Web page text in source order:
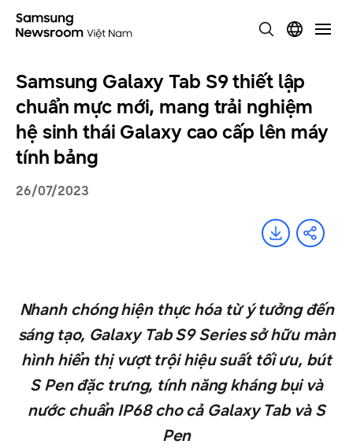
Samsung Galaxy Tab S9 thiết lập
chuẩn mực mới, mang trải nghiệm
hệ sinh thái Galaxy cao cấp lên máy
tính bảng
26/07/2023
Nhanh chóng hiện thực hóa từ ý tưởng đến
sáng tạo, Galaxy Tab S9 Series sở hữu màn
hình hiển thị vượt trội hiệu suất tối ưu, bút
S Pen đặc trưng, tính năng kháng bụi và
nước chuẩn IP68 cho cả Galaxy Tab và S
Pen